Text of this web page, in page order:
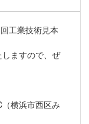
工業技術見本
ますので、ぜ
横浜市西区み